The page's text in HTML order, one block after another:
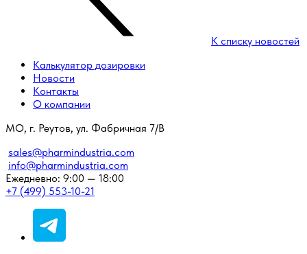
К списку новостей
Калькулятор дозировки
Новости
Контакты
О компании
МО, г. Реутов, ул. Фабричная 7/В
sales@pharmindustria.com
info@pharmindustria.com
Ежедневно: 9:00 — 18:00
+7 (499) 553-10-21